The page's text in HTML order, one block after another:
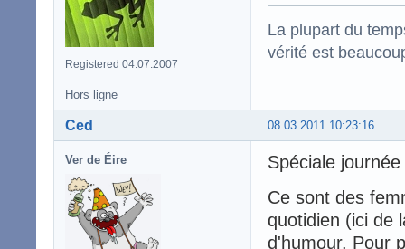
Registered 04.07.2007
La plupart du
vérité est
Hors ligne
08.03.2011 10:23:16
Ced
Ver de Éire
Spéciale
Ce sont des
quotidien (ici de
d'humour. Pour